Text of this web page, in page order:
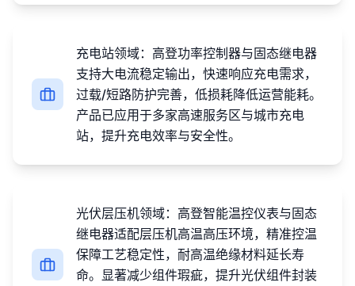
充电站领域：高登功率控制器与固态继电器
支持大电流稳定输出，快速响应充电需求，
过载/短路防护完善，低损耗降低运营能耗。
产品已应用于多家高速服务区与城市充电
站，提升充电效率与安全性。
光伏层压机领域：高登智能温控仪表与固态
继电器适配层压机高温高压环境，精准控温
保障工艺稳定性，耐高温绝缘材料延长寿
命。显著减少组件瑕疵，提升光伏组件封装